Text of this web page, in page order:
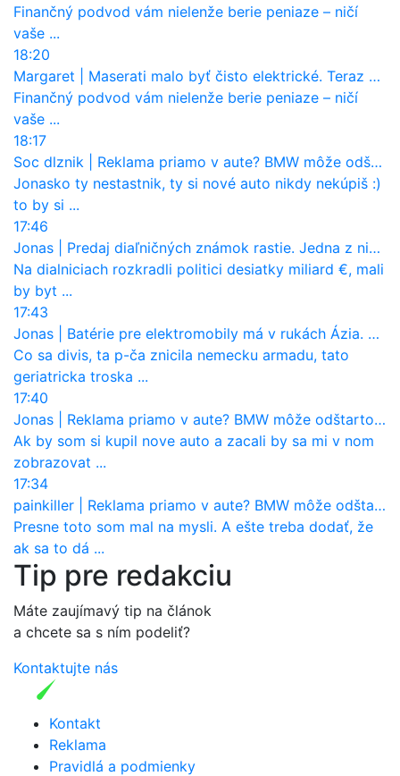
Finančný podvod vám nielenže berie peniaze – ničí
vaše ...
18:20
Margaret
Maserati malo byť čisto elektrické. Teraz zisťuje, že potrebuje nový osemvalcový motor
Finančný podvod vám nielenže berie peniaze – ničí
vaše ...
18:17
Soc dlznik
Reklama priamo v aute? BMW môže odštartovať nový trend
Jonasko ty nestastnik, ty si nové auto nikdy nekúpiš :)
to by si ...
17:46
Jonas
Predaj diaľničných známok rastie. Jedna z nich zaznamenala nečakane výrazný nárast
Na dialniciach rozkradli politici desiatky miliard €, mali
by byt ...
17:43
Jonas
Batérie pre elektromobily má v rukách Ázia. Európa ale stráca kontrolu aj nad vlastnou výrobou!
Co sa divis, ta p-ča znicila nemecku armadu, tato
geriatricka troska ...
17:40
Jonas
Reklama priamo v aute? BMW môže odštartovať nový trend
Ak by som si kupil nove auto a zacali by sa mi v nom
zobrazovat ...
17:34
painkiller
Reklama priamo v aute? BMW môže odštartovať nový trend
Presne toto som mal na mysli. A ešte treba dodať, že
ak sa to dá ...
Tip pre redakciu
Máte zaujímavý tip na článok
a chcete sa s ním podeliť?
Kontaktujte nás
Kontakt
Reklama
Pravidlá a podmienky